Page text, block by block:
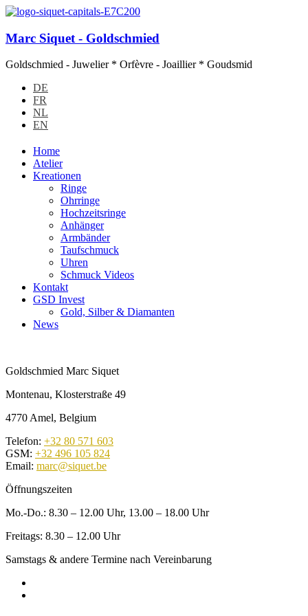
Marc Siquet - Goldschmied
Goldschmied - Juwelier * Orfèvre - Joaillier * Goudsmid
DE
FR
NL
EN
Home
Atelier
Kreationen
Ringe
Ohrringe
Hochzeitsringe
Anhänger
Armbänder
Taufschmuck
Uhren
Schmuck Videos
Kontakt
GSD Invest
Gold, Silber & Diamanten
News
Goldschmied Marc Siquet
Montenau, Klosterstraße 49
4770 Amel, Belgium
Telefon: +32 80 571 603
GSM: +32 496 105 824
Email: marc@siquet.be
Öffnungszeiten
Mo.-Do.: 8.30 – 12.00 Uhr, 13.00 – 18.00 Uhr
Freitags: 8.30 – 12.00 Uhr
Samstags & andere Termine nach Vereinbarung